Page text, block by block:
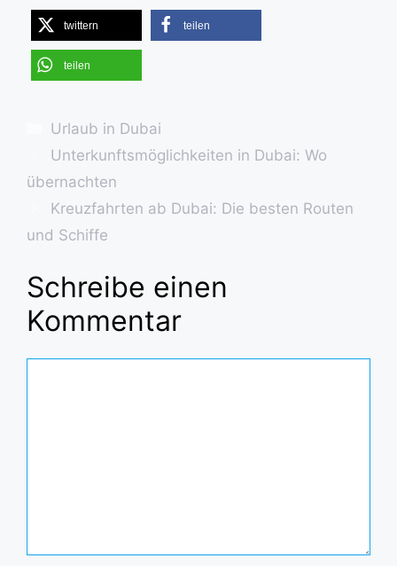
twittern teilen
teilen
Kategorien
Urlaub in Dubai
Unterkunftsmöglichkeiten in Dubai: Wo
übernachten
Kreuzfahrten ab Dubai: Die besten Routen
und Schiffe
Schreibe einen
Kommentar